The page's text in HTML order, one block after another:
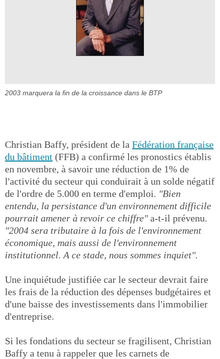
2003 marquera la fin de la croissance dans le BTP
Christian Baffy, président de la Fédération française
du bâtiment (FFB) a confirmé les pronostics établis
en novembre, à savoir une réduction de 1% de
l'activité du secteur qui conduirait à un solde négatif
de l'ordre de 5.000 en terme d'emploi. "Bien
entendu, la persistance d'un environnement difficile
pourrait amener à revoir ce chiffre"a-t-il prévenu.
"2004 sera tributaire à la fois de l'environnement
économique, mais aussi de l'environnement
institutionnel. A ce stade, nous sommes inquiet".
Une inquiétude justifiée car le secteur devrait faire
les frais de la réduction des dépenses budgétaires et
d'une baisse des investissements dans l'immobilier
d'entreprise.
Si les fondations du secteur se fragilisent, Christian
Baffy a tenu à rappeler que les carnets de